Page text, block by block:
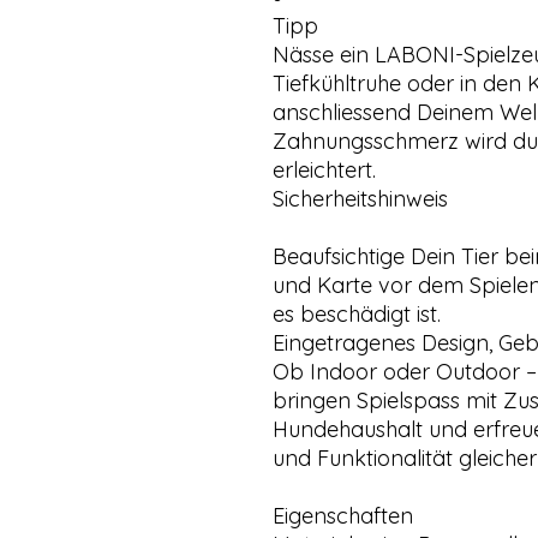
Tipp
Nässe ein LABONI-
Tiefkühltruhe oder in den
anschliessend Deinem
Zahnungsschmerz wird
erleichtert.
Sicherheitshinweis
Beaufsichtige Dein Tier
und Karte vor dem
es beschädigt ist.
Eingetragenes Design,
Ob Indoor oder Outdoor
bringen Spielspass mit
Hundehaushalt und
und Funktionalität
Eigenschaften